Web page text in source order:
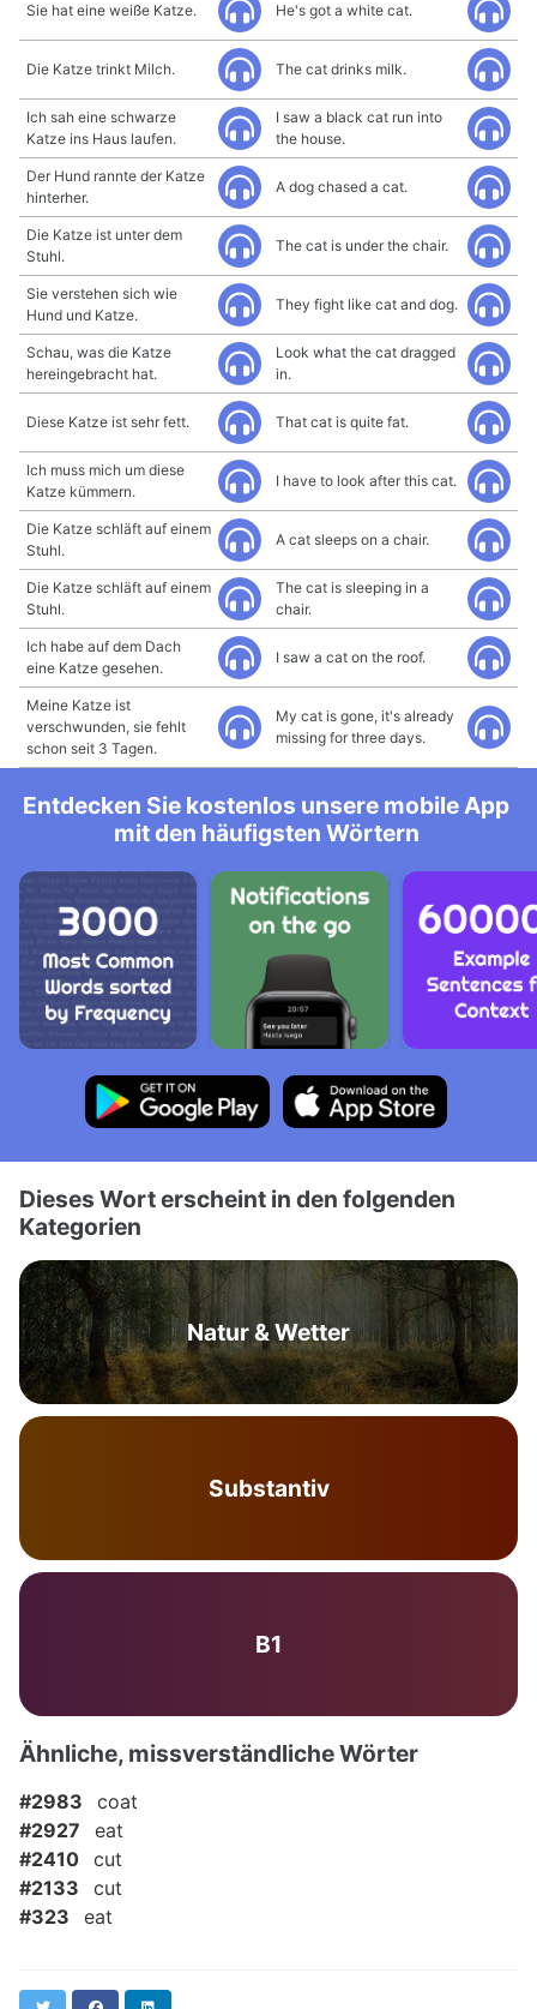
Sie hat eine weiße Katze. He's got a white cat.
Die Katze trinkt Milch. The cat drinks milk.
Ich sah eine schwarze
Katze ins Haus laufen.
I saw a black cat run into
the house.
Der Hund rannte der Katze
hinterher.
A dog chased a cat.
Die Katze ist unter dem
Stuhl.
The cat is under the chair.
Sie verstehen sich wie
Hund und Katze.
They fight like cat and dog.
Schau, was die Katze
hereingebracht hat.
Look what the cat dragged
in.
Diese Katze ist sehr fett. That cat is quite fat.
Ich muss mich um diese
Katze kümmern.
I have to look after this cat.
Die Katze schläft auf einem
Stuhl.
A cat sleeps on a chair.
Die Katze schläft auf einem
Stuhl.
The cat is sleeping in a
chair.
Ich habe auf dem Dach
eine Katze gesehen.
I saw a cat on the roof.
Meine Katze ist
verschwunden, sie fehlt
schon seit 3 Tagen.
My cat is gone, it's already
missing for three days.
Entdecken Sie kostenlos unsere mobile App
mit den häufigsten Wörtern
Dieses Wort erscheint in den folgenden
Kategorien
Natur & Wetter
Substantiv
B1
Ähnliche, missverständliche Wörter
#2983
coat
#2927
eat
#2410 cut
#2133
cut
#323
eat